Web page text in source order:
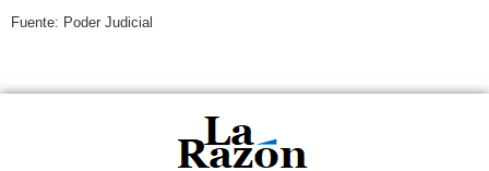
Fuente: Poder Judicial